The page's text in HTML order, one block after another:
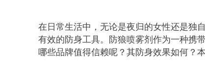
在日常生活中，无论是夜归的女性还是独
有效的防身工具。防狼喷雾剂作为一种携
哪些品牌值得信赖呢？其防身效果如何？